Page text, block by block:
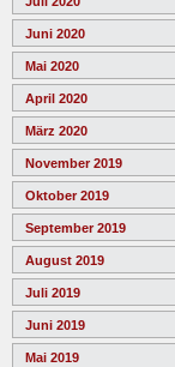
Juni 2020
Mai 2020
April 2020
März 2020
November 2019
Oktober 2019
September 2019
August 2019
Juli 2019
Juni 2019
Mai 2019